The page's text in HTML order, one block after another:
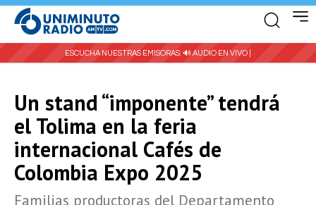
ESCUCHA NUESTRAS EMISORAS: 🔊 AUDIO EN VIVO |
Un stand “imponente” tendrá
el Tolima en la feria
internacional Cafés de
Colombia Expo 2025
Familias productoras del Departamento